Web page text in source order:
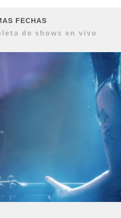
FECHAS
de shows en vivo